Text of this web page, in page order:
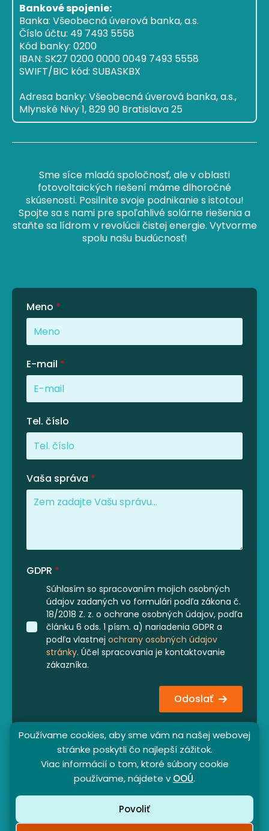
Používame cookies, aby sme vám na našej webovej
stránke poskytli čo najlepší zážitok.
Viac informácií o tom, ktoré súbory cookie
používame, nájdete v OOÚ.
Povoliť
Bankové spojenie:
Banka: Všeobecná úverová banka, a.s.
Číslo účtu: 49 7493 5558
Kód banky: 0200
IBAN: SK27 0200 0000 0049 7493 5558
SWIFT/BIC kód: SUBASKBX
Adresa banky: Všeobecná úverová banka, a.s.,
Mlynské Nivy 1, 829 90 Bratislava 25
Sme síce mladá spoločnosť, ale v oblasti
fotovoltaických riešení máme dlhoročné
skúsenosti. Posilnite svoje podnikanie s istotou!
Spojte sa s nami pre spoľahlivé solárne riešenia a
staňte sa lídrom v revolúcii čistej energie. Vytvorme
spolu našu budúcnosť!
Meno *
E-mail *
Tel. číslo
Vaša správa *
GDPR *
Súhlasím so spracovaním mojich osobných
údajov zadaných vo formulári podľa zákona č.
18/2018 Z. z. o ochrane osobných údajov, podľa
článku 6 ods. 1 písm. a) nariadenia GDPR a
podľa vlastnej ochrany osobných údajov
stránky. Účel spracovania je kontaktovanie
zákazníka.
Odoslať
Ochrana osobných údajov
©2024-2026 - SunBeam369 s. r. o. - Všetky práva